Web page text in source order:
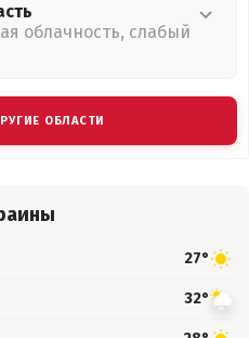
облачность, слабый
ОБЛАСТИ
27°
32°